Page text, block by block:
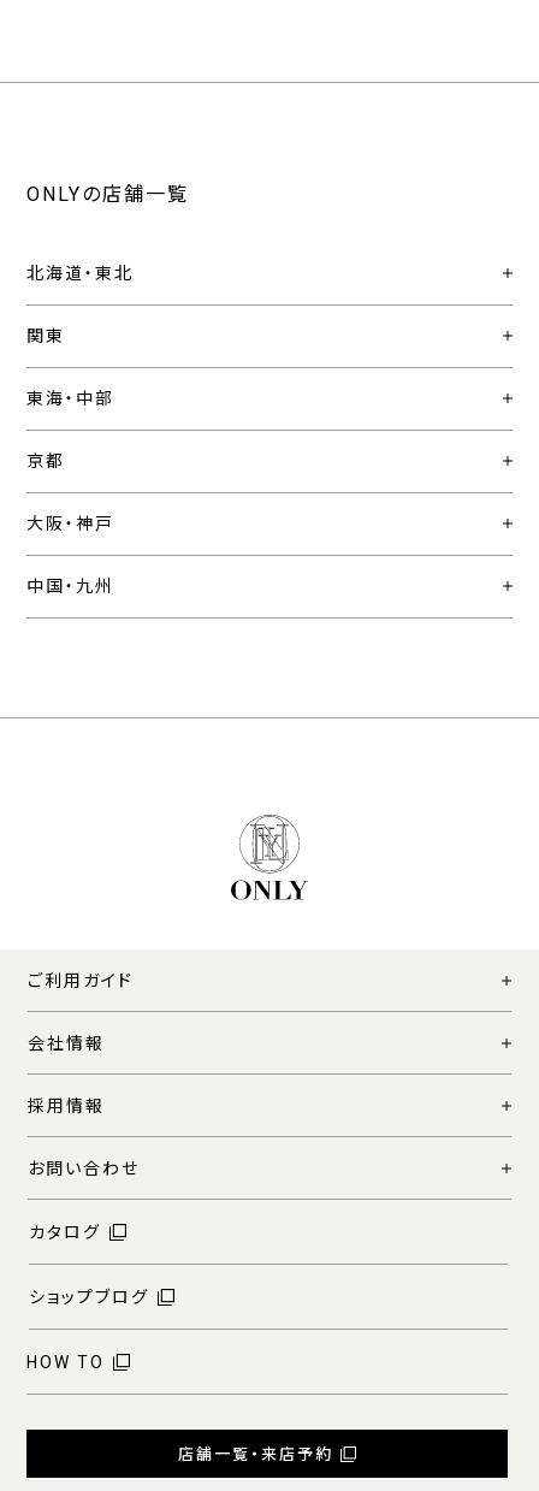
ONLYの店舗一覧
北海道・東北
関東
東海・中部
京都
大阪・神戸
中国・九州
ご利用ガイド
会社情報
採用情報
お問い合わせ
カタログ
ショップブログ
HOW TO
店舗一覧・来店予約